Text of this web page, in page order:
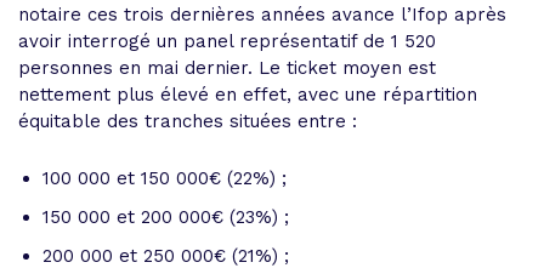
notaire ces trois dernières années avance l’Ifop après
avoir interrogé un panel représentatif de 1 520
personnes en mai dernier. Le ticket moyen est
nettement plus élevé en effet, avec une répartition
équitable des tranches situées entre :
100 000 et 150 000€ (22%) ;
150 000 et 200 000€ (23%) ;
200 000 et 250 000€ (21%) ;